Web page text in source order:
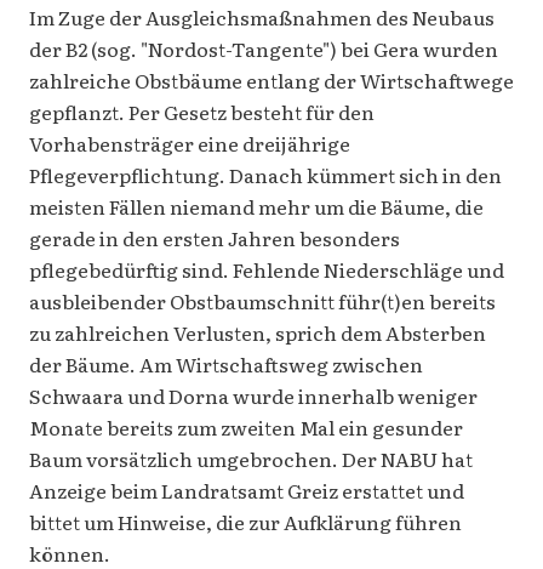
Im Zuge der Ausgleichsmaßnahmen des Neubaus
der B2 (sog. "Nordost-Tangente") bei Gera wurden
zahlreiche Obstbäume entlang der Wirtschaftwege
gepflanzt. Per Gesetz besteht für den
Vorhabensträger eine dreijährige
Pflegeverpflichtung. Danach kümmert sich in den
meisten Fällen niemand mehr um die Bäume, die
gerade in den ersten Jahren besonders
pflegebedürftig sind. Fehlende Niederschläge und
ausbleibender Obstbaumschnitt führ(t)en bereits
zu zahlreichen Verlusten, sprich dem Absterben
der Bäume. Am Wirtschaftsweg zwischen
Schwaara und Dorna wurde innerhalb weniger
Monate bereits zum zweiten Mal ein gesunder
Baum vorsätzlich umgebrochen. Der NABU hat
Anzeige beim Landratsamt Greiz erstattet und
bittet um Hinweise, die zur Aufklärung führen
können.